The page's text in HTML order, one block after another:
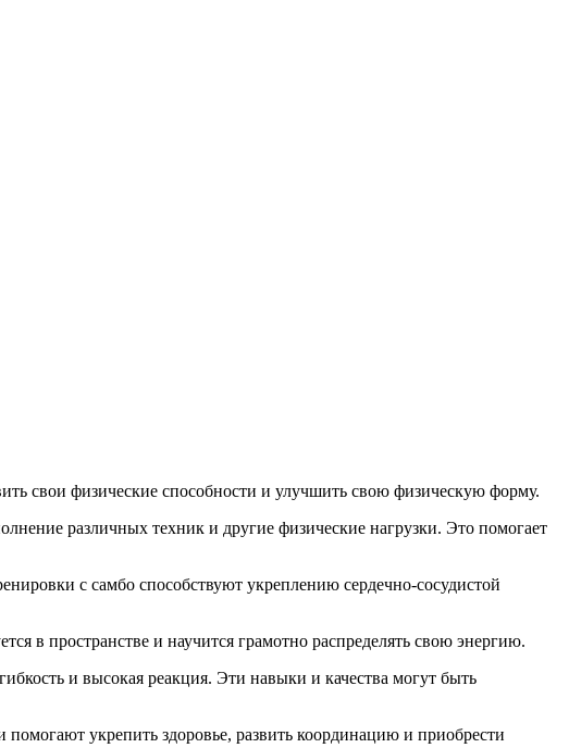
свои физические способности и улучшить свою физическую форму.
различных техник и другие физические нагрузки. Это помогает
с самбо способствуют укреплению сердечно-сосудистой
в пространстве и научится грамотно распределять свою энергию.
и высокая реакция. Эти навыки и качества могут быть
укрепить здоровье, развить координацию и приобрести